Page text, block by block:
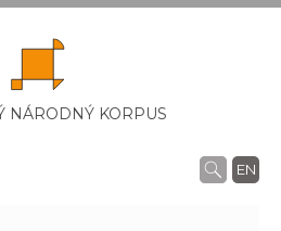
NÁRODNÝ KORPUS
EN